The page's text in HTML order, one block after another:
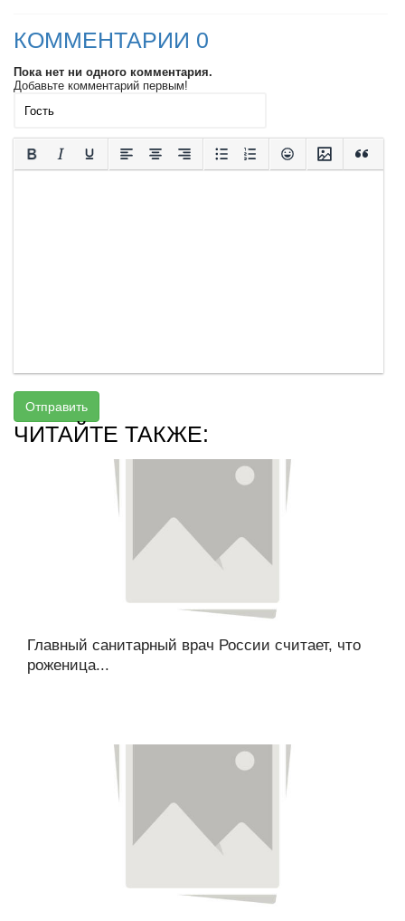
КОММЕНТАРИИ 0
Пока нет ни одного комментария.
Добавьте комментарий первым!
Отправить
ЧИТАЙТЕ ТАКЖЕ:
Главный санитарный врач России считает, что
роженица...